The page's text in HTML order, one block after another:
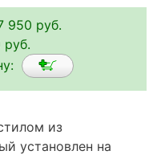
950 руб.
из
установлен на